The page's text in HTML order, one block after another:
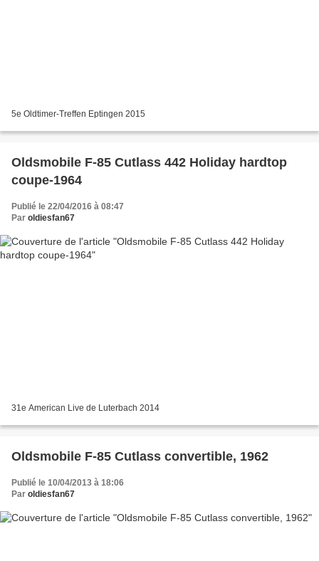
5e Oldtimer-Treffen Eptingen 2015
Oldsmobile F-85 Cutlass 442 Holiday hardtop
coupe-1964
Publié le 22/04/2016 à 08:47
Par oldiesfan67
31e American Live de Luterbach 2014
Oldsmobile F-85 Cutlass convertible, 1962
Publié le 10/04/2013 à 18:06
Par oldiesfan67